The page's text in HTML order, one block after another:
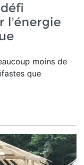
l’énergie
moins de
que